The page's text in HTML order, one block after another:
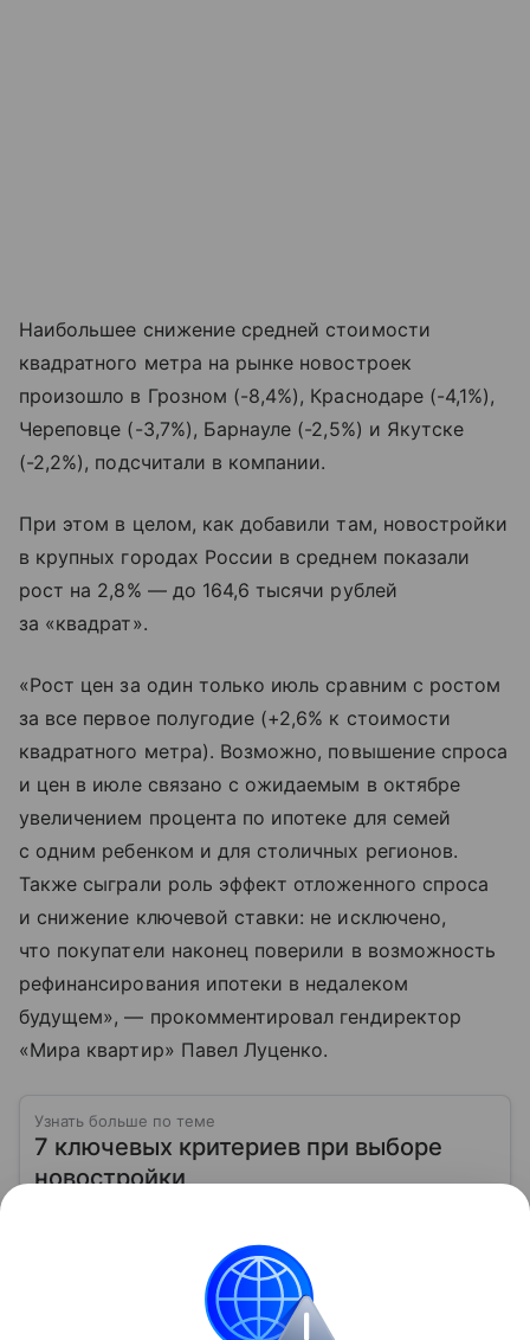
Наибольшее снижение средней стоимости
квадратного метра на рынке новостроек
произошло в Грозном (-8,4%), Краснодаре (-4,1%),
Череповце (-3,7%), Барнауле (-2,5%) и Якутске
(-2,2%), подсчитали в компании.
При этом в целом, как добавили там, новостройки
в крупных городах России в среднем показали
рост на 2,8% — до 164,6 тысячи рублей
за «квадрат».
«Рост цен за один только июль сравним с ростом
за все первое полугодие (+2,6% к стоимости
квадратного метра). Возможно, повышение спроса
и цен в июле связано с ожидаемым в октябре
увеличением процента по ипотеке для семей
с одним ребенком и для столичных регионов.
Также сыграли роль эффект отложенного спроса
и снижение ключевой ставки: не исключено,
что покупатели наконец поверили в возможность
рефинансирования ипотеки в недалеком
будущем», — прокомментировал гендиректор
«Мира квартир» Павел Луценко.
Узнать больше по теме
7 ключевых критериев при выборе
новостройки